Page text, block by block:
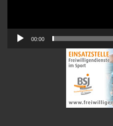
00:00